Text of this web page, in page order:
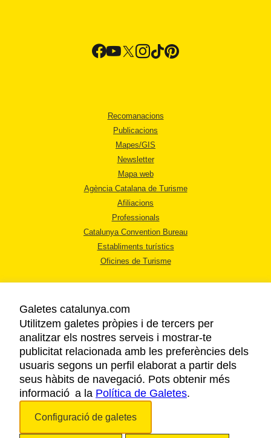
Recomanacions
Publicacions
Mapes/GIS
Newsletter
Mapa web
Agència Catalana de Turisme
Afiliacions
Professionals
Catalunya Convention Bureau
Establiments turístics
Oficines de Turisme
AVÍS LEGAL
POLÍTICA DE PRIVACITAT
COOKIES
ACCESSIBILITAT
Galetes catalunya.com
Utilitzem galetes pròpies i de tercers per
analitzar els nostres serveis i mostrar-te
publicitat relacionada amb les preferències dels
usuaris segons un perfil elaborat a partir dels
seus hàbits de navegació. Pots obtenir més
informació a la Política de Galetes.
Configuració de galetes